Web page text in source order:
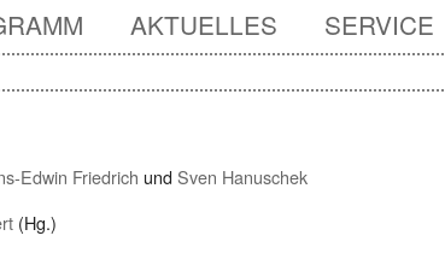
AKTUELLES SERVICE
Edwin Friedrich undSven Hanuschek
(Hg.)